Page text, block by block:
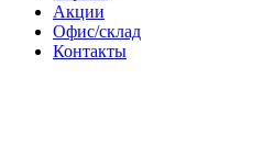
Акции
Офис/склад
Контакты